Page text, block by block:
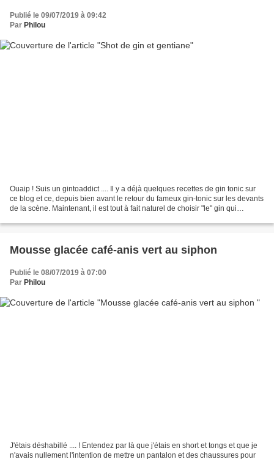
Publié le 09/07/2019 à 09:42
Par Philou
Ouaip ! Suis un gintoaddict .... Il y a déjà quelques recettes de gin tonic sur
ce blog et ce, depuis bien avant le retour du fameux gin-tonic sur les devants
de la scène. Maintenant, il est tout à fait naturel de choisir "le" gin qui
Mousse glacée café-anis vert au siphon
Publié le 08/07/2019 à 07:00
Par Philou
J'étais déshabillé .... ! Entendez par là que j'étais en short et tongs et que je
n'avais nullement l'intention de mettre un pantalon et des chaussures pour